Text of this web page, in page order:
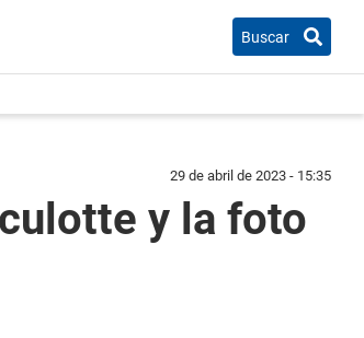
Buscar
29 de abril de 2023 - 15:35
y la foto